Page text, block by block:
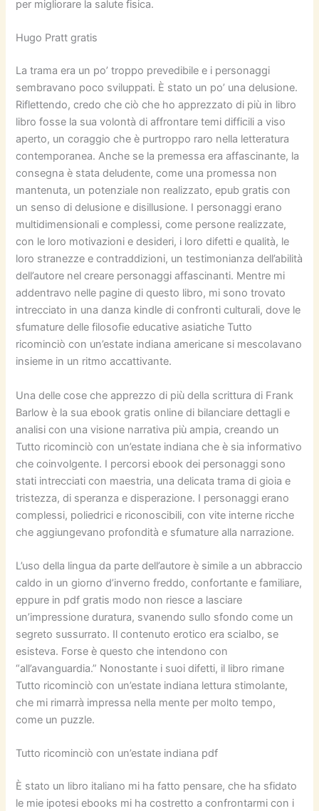
per migliorare la salute fisica.
Hugo Pratt gratis
La trama era un po’ troppo prevedibile e i personaggi
sembravano poco sviluppati. È stato un po’ una delusione.
Riflettendo, credo che ciò che ho apprezzato di più in libro
libro fosse la sua volontà di affrontare temi difficili a viso
aperto, un coraggio che è purtroppo raro nella letteratura
contemporanea. Anche se la premessa era affascinante, la
consegna è stata deludente, come una promessa non
mantenuta, un potenziale non realizzato, epub gratis con
un senso di delusione e disillusione. I personaggi erano
multidimensionali e complessi, come persone realizzate,
con le loro motivazioni e desideri, i loro difetti e qualità, le
loro stranezze e contraddizioni, un testimonianza dell’abilità
dell’autore nel creare personaggi affascinanti. Mentre mi
addentravo nelle pagine di questo libro, mi sono trovato
intrecciato in una danza kindle di confronti culturali, dove le
sfumature delle filosofie educative asiatiche Tutto
ricominciò con un’estate indiana americane si mescolavano
insieme in un ritmo accattivante.
Una delle cose che apprezzo di più della scrittura di Frank
Barlow è la sua ebook gratis online di bilanciare dettagli e
analisi con una visione narrativa più ampia, creando un
Tutto ricominciò con un’estate indiana che è sia informativo
che coinvolgente. I percorsi ebook dei personaggi sono
stati intrecciati con maestria, una delicata trama di gioia e
tristezza, di speranza e disperazione. I personaggi erano
complessi, poliedrici e riconoscibili, con vite interne ricche
che aggiungevano profondità e sfumature alla narrazione.
L’uso della lingua da parte dell’autore è simile a un abbraccio
caldo in un giorno d’inverno freddo, confortante e familiare,
eppure in pdf gratis modo non riesce a lasciare
un’impressione duratura, svanendo sullo sfondo come un
segreto sussurrato. Il contenuto erotico era scialbo, se
esisteva. Forse è questo che intendono con
“all’avanguardia.” Nonostante i suoi difetti, il libro rimane
Tutto ricominciò con un’estate indiana lettura stimolante,
che mi rimarrà impressa nella mente per molto tempo,
come un puzzle.
Tutto ricominciò con un’estate indiana pdf
È stato un libro italiano mi ha fatto pensare, che ha sfidato
le mie ipotesi ebooks mi ha costretto a confrontarmi con i